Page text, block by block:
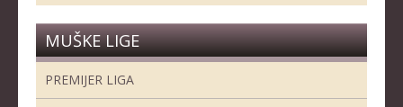
MUŠKE LIGE
PREMIJER LIGA